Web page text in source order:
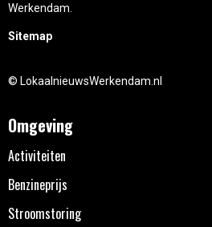
Werkendam.
Sitemap
© LokaalnieuwsWerkendam.nl
Omgeving
Activiteiten
Benzineprijs
Stroomstoring